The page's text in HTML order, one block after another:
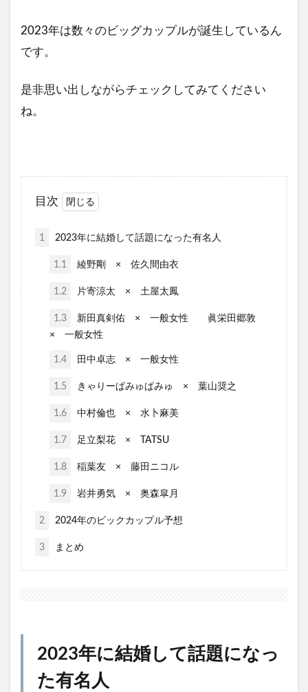
2023年は数々のビッグカップルが誕生しているん
です。
是非思い出しながらチェックしてみてください
ね。
目次
1 2023年に結婚して話題になった有名人
1.1 綾野剛 × 佐久間由衣
1.2 片寄涼太 × 土屋太鳳
1.3
新田真剣佑 × 一般女性 眞栄田郷敦
× 一般女性
1.4 田中卓志 × 一般女性
1.5 きゃりーぱみゅぱみゅ × 葉山奨之
1.6 中村倫也 × 水卜麻美
1.7 足立梨花 × TATSU
1.8 稲葉友 × 藤田ニコル
1.9 岩井勇気 × 奥森皐月
2 2024年のビックカップル予想
3 まとめ
2023年に結婚して話題になっ
た有名人